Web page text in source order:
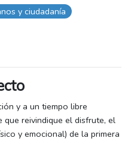
y ciudadanía
y a un tiempo libre
reivindique el disfrute, el
y emocional) de la primera